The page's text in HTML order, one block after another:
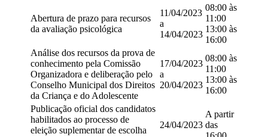
Abertura de prazo para recursos
da avaliação psicológica
11/04/2023
a
14/04/2023
08:00 às
11:00
13:00 às
16:00
Análise dos recursos da prova de
conhecimento pela Comissão
Organizadora e deliberação pelo
Conselho Municipal dos Direitos
da Criança e do Adolescente
17/04/2023
a
20/04/2023
08:00 às
11:00
13:00 às
16:00
Publicação oficial dos candidatos
habilitados ao processo de
eleição suplementar de escolha
24/04/2023
A partir
das